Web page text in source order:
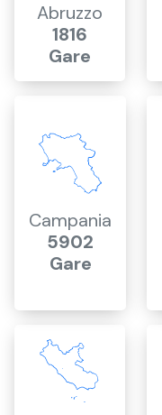
Abruzzo
1816
Gare
Campania
5902
Gare